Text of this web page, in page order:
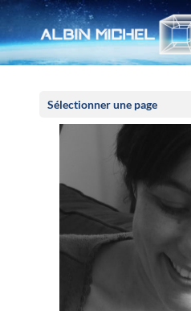
Sélectionner une page
Panneau de gestion des cookies